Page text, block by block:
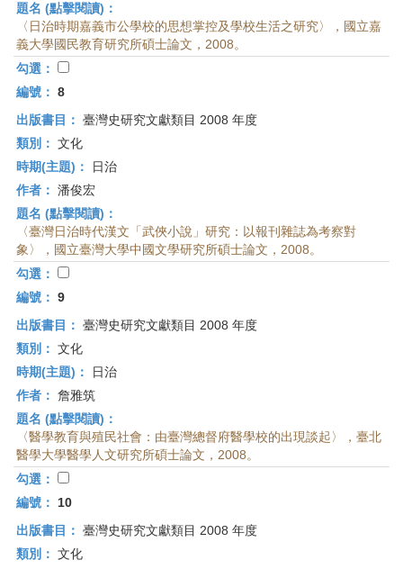
題名 (點擊閱讀)：
〈日治時期嘉義市公學校的思想掌控及學校生活之研究〉，國立嘉
義大學國民教育研究所碩士論文，2008。
勾選：
編號： 8
出版書目： 臺灣史研究文獻類目 2008 年度
類別： 文化
時期(主題)：
日治
作者： 潘俊宏
題名 (點擊閱讀)：
〈臺灣日治時代漢文「武俠小說」研究：以報刊雜誌為考察對
象〉，國立臺灣大學中國文學研究所碩士論文，2008。
勾選：
編號： 9
出版書目： 臺灣史研究文獻類目 2008 年度
類別： 文化
時期(主題)：
日治
作者： 詹雅筑
題名 (點擊閱讀)：
〈醫學教育與殖民社會：由臺灣總督府醫學校的出現談起〉，臺北
醫學大學醫學人文研究所碩士論文，2008。
勾選：
編號：
10
出版書目： 臺灣史研究文獻類目 2008 年度
類別： 文化